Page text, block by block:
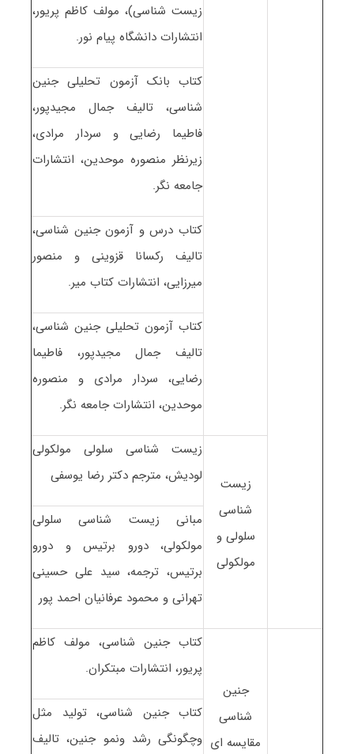
زیست شناسی)، مولف کاظم پریور،
انتشارات دانشگاه پیام نور.
کتاب بانک آزمون تحلیلی جنین
شناسی، تالیف جمال مجیدپور،
فاطیما رضایی و سردار مرادی،
زیرنظر منصوره موحدین، انتشارات
جامعه نگر.
کتاب درس و آزمون جنین شناسی،
تالیف رکسانا قزوینی و منصور
میرزایی، انتشارات کتاب میر.
کتاب آزمون تحلیلی جنین شناسی،
تالیف جمال مجیدپور، فاطیما
رضایی، سردار مرادی و منصوره
موحدین، انتشارات جامعه نگر.
زیست
شناسی
سلولی و
مولکولی
زیست شناسی سلولی مولکولی
لودیش، مترجم دکتر رضا یوسفی
مبانی زیست شناسی سلولی
مولکولی، دورو برتیس و دورو
برتیس، ترجمه، سید علی حسینی
تهرانی و محمود عرفانیان احمد پور
جنین
شناسی
مقایسه ای
کتاب جنین شناسی، مولف کاظم
پریور، انتشارات مبتکران.
کتاب جنین شناسی، تولید مثل
وچگونگی رشد ونمو جنین، تالیف